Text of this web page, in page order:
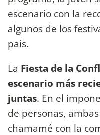
escenario con la
algunos de los
país.
La Fiesta de la
escenario más
juntas. En el
de personas,
chamamé con la